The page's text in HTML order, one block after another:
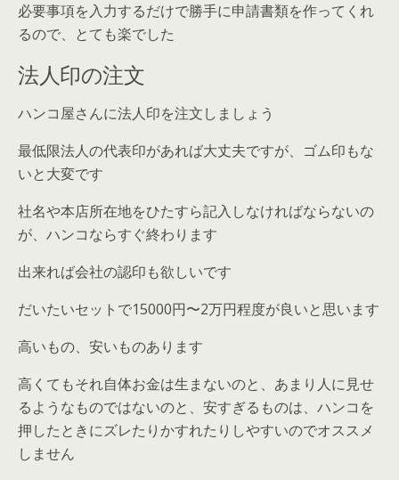
必要事項を入力するだけで勝手に申請書類を作ってくれ
るので、とても楽でした
法人印の注文
ハンコ屋さんに法人印を注文しましょう
最低限法人の代表印があれば大丈夫ですが、ゴム印もな
いと大変です
社名や本店所在地をひたすら記入しなければならないの
が、ハンコならすぐ終わります
出来れば会社の認印も欲しいです
だいたいセットで15000円〜2万円程度が良いと思います
高いもの、安いものあります
高くてもそれ自体お金は生まないのと、あまり人に見せ
るようなものではないのと、安すぎるものは、ハンコを
押したときにズレたりかすれたりしやすいのでオススメ
しません